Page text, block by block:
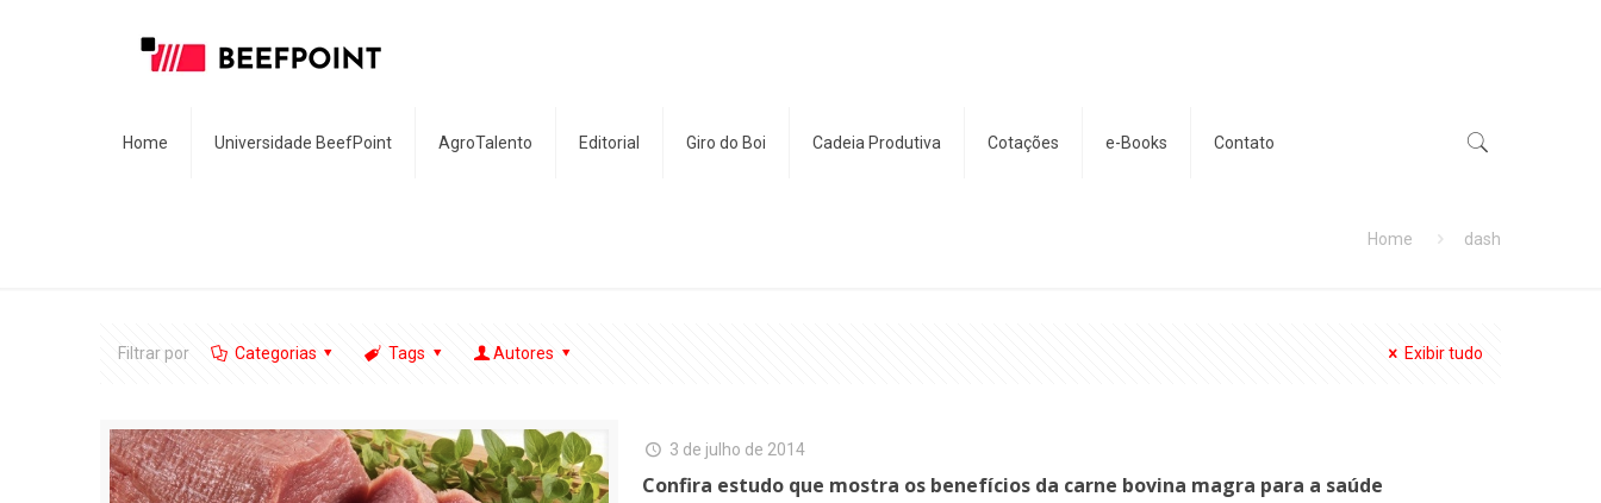
Home Universidade BeefPoint AgroTalento Editorial Giro do Boi Cadeia Produtiva Cotações e-Books Contato
Home dash
Filtrar por Categorias Tags Autores Exibir tudo
3 de julho de 2014
Confira estudo que mostra os benefícios da carne bovina magra para a saúde